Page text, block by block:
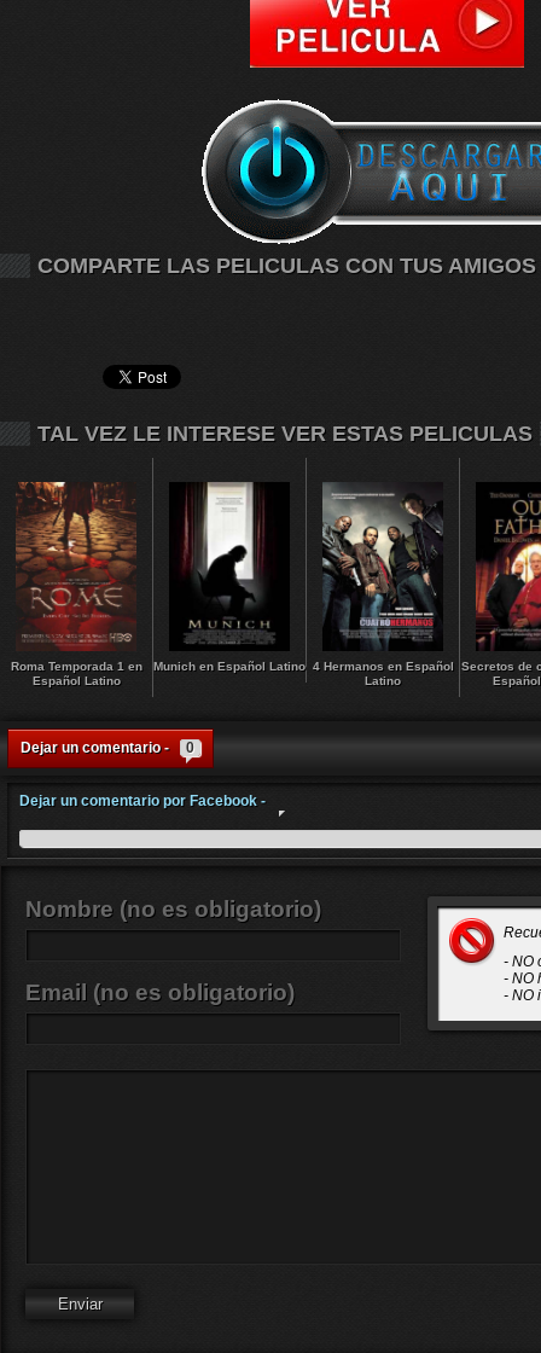
COMPARTE LAS PELICULAS CON TUS AMIGOS
TAL VEZ LE INTERESE VER ESTAS PELICULAS
Roma Temporada 1 en
Español Latino
Munich en Español Latino 4 Hermanos en Español
Latino
Secretos de
Dejar un comentario - 0
Dejar un comentario por Facebook -
- NO
- NO
- NO
Nombre (no es obligatorio)
Email (no es obligatorio)